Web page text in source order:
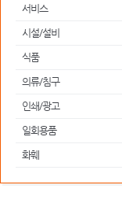
서비스
시설/설비
식품
의류/침구
인쇄/광고
일회용품
화훼